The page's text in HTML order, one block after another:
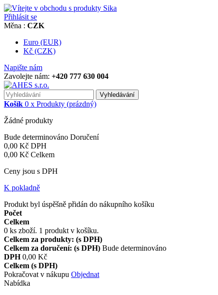
Přihlásit se
Měna : CZK
Euro (EUR)
Kč (CZK)
Napište nám
Zavolejte nám: +420 777 630 004
Vyhledávání
Košík 0 x Produkty (prázdný)
Žádné produkty
Bude determinováno Doručení
0,00 Kč DPH
0,00 Kč Celkem
Ceny jsou s DPH
K pokladně
Produkt byl úspěšně přidán do nákupního košíku
Počet
Celkem
0 ks zboží. 1 produkt v košíku.
Celkem za produkty: (s DPH)
Celkem za doručení: (s DPH) Bude determinováno
DPH 0,00 Kč
Celkem (s DPH)
Pokračovat v nákupu Objednat
Nabídka